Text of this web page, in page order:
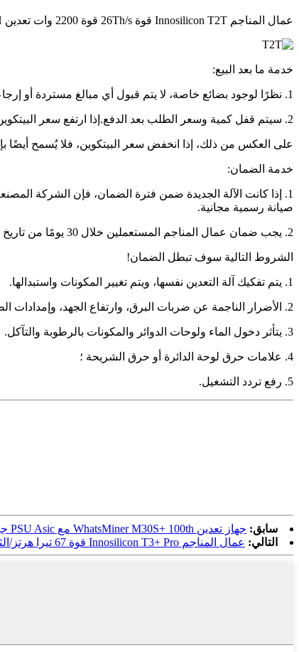
عمال المناجم Innosilicon T2T قوة 26Th/s قوة 2200 وات تعدين Asic SHA-256 BTC/BCH
خدمة ما بعد البيع:
1. نظرًا لوجود بضائع خاصة، لا يتم قبول أي مبالغ مستردة أو إرجاعات بعد التسليم.
2. سيتم قفل كمية وسعر الطلب بعد الدفع.إذا ارتفع سعر البيتكوين، فلن يرتفع سعر الطلب.
على العكس من ذلك، إذا انخفض سعر البيتكوين، فلا يُسمح أيضًا
خدمة الضمان:
صيانة رسمية مجانية.
2. يجب ضمان عمال المناجم المستعملين خلال 30 يومًا من تاريخ التسليم، ويجب دفع تكلفة صيانة الماكينة وفقًا للحالة الفعلية.
الشروط التالية سوف تبطل الضمان!
1. يتم تفكيك آلة التعدين نفسها، ويتم تغيير المكونات واستبدالها.
2. الأضرار الناجمة عن ضربات البرق، وارتفاع الجهد، وإمدادات الطاقة الرديئة، وما إلى ذلك.
3. يتأثر دخول الماء ولوحات الدوائر والمكونات بالرطوبة والتآكل.
4. علامات حرق لوحة الدائرة أو حرق الشريحة ؛
5. رفع تردد التشغيل.
سابق: جهاز تعدين WhatsMiner M30S+ 100th مع PSU Asic جهاز تعدين BTC BCH SHA-256 BTC/BCH
التالي: عمال المناجم Innosilicon T3+ Pro قوة 67 تيرا هرتز/الثانية قوة 3300 وات تعدين أسيك SHA-256 BTC/BCH